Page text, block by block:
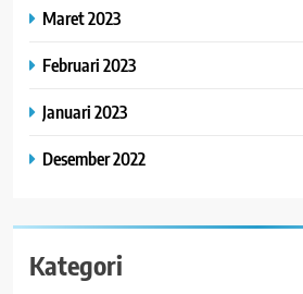
Maret 2023
Februari 2023
Januari 2023
Desember 2022
Kategori